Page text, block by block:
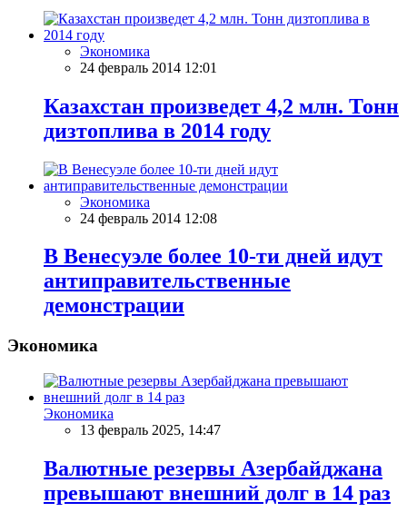
Экономика
24 февраль 2014 12:01
Казахстан произведет 4,2 млн. Тонн
дизтоплива в 2014 году
Экономика
24 февраль 2014 12:08
В Венесуэле более 10-ти дней идут
антиправительственные
демонстрации
Экономика
Экономика
13 февраль 2025, 14:47
Валютные резервы Азербайджана
превышают внешний долг в 14 раз